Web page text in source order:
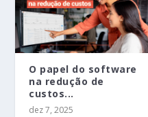
O papel do software
na redução de
custos...
dez 7, 2025